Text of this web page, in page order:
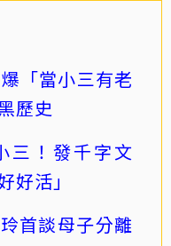
「當小三有老
歷史
三！發千字文
好活」
首談母子分離